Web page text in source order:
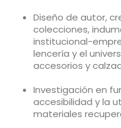
Diseño de autor,
colecciones,
institucional-
lencería y el
accesorios y
Investigación en
accesibilidad y la
materiales